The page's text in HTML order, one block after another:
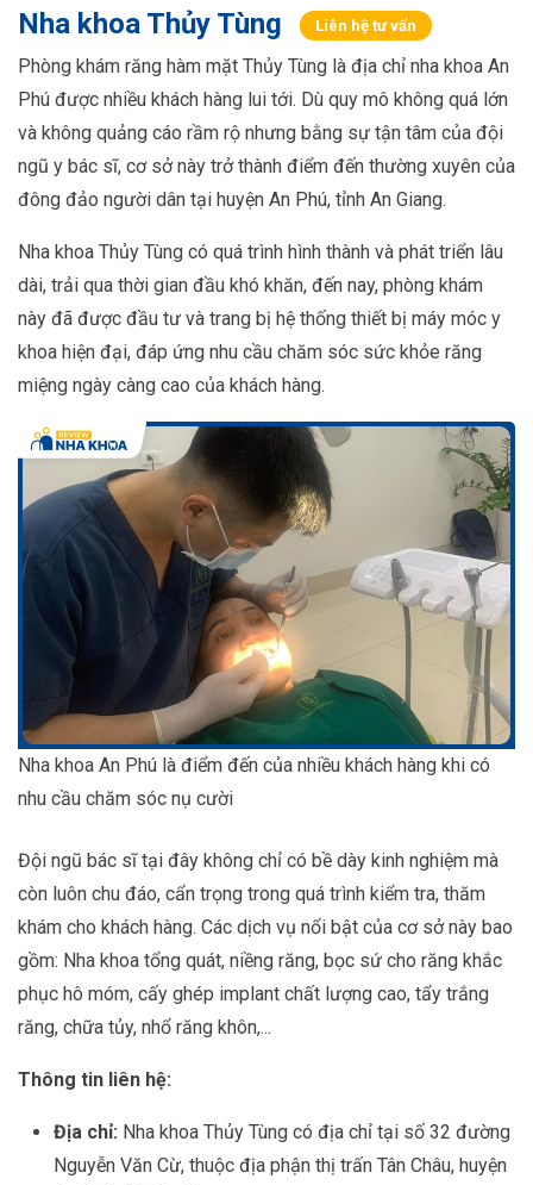
Nha khoa Thủy Tùng Liên hệ tư vấn
Phòng khám răng hàm mặt Thủy Tùng là địa chỉ nha khoa An
Phú được nhiều khách hàng lui tới. Dù quy mô không quá lớn
và không quảng cáo rầm rộ nhưng bằng sự tận tâm của đội
ngũ y bác sĩ, cơ sở này trở thành điểm đến thường xuyên của
đông đảo người dân tại huyện An Phú, tỉnh An Giang.
Nha khoa Thủy Tùng có quá trình hình thành và phát triển lâu
dài, trải qua thời gian đầu khó khăn, đến nay, phòng khám
này đã được đầu tư và trang bị hệ thống thiết bị máy móc y
khoa hiện đại, đáp ứng nhu cầu chăm sóc sức khỏe răng
miệng ngày càng cao của khách hàng.
Nha khoa An Phú là điểm đến của nhiều khách hàng khi có
nhu cầu chăm sóc nụ cười
Đội ngũ bác sĩ tại đây không chỉ có bề dày kinh nghiệm mà
còn luôn chu đáo, cẩn trọng trong quá trình kiểm tra, thăm
khám cho khách hàng. Các dịch vụ nổi bật của cơ sở này bao
gồm: Nha khoa tổng quát, niềng răng, bọc sứ cho răng khắc
phục hô móm, cấy ghép implant chất lượng cao, tẩy trắng
răng, chữa tủy, nhổ răng khôn,...
Thông tin liên hệ:
Địa chỉ: Nha khoa Thủy Tùng có địa chỉ tại số 32 đường
Nguyễn Văn Cừ, thuộc địa phận thị trấn Tân Châu, huyện